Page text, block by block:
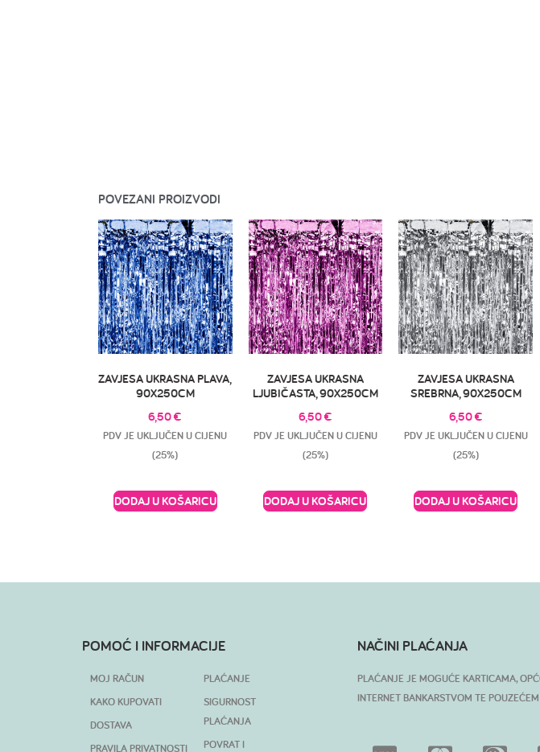
POVEZANI PROIZVODI
ZAVJESA UKRASNA PLAVA,
90X250CM
6,50€
PDV JE UKLJUČEN U CIJENU
(25%)
DODAJ U KOŠARICU
ZAVJESA UKRASNA
LJUBIČASTA, 90X250CM
6,50€
PDV JE UKLJUČEN U CIJENU
(25%)
DODAJ U KOŠARICU
ZAVJESA UKRASNA
SREBRNA, 90X250CM
6,50€
PDV JE UKLJUČEN U CIJENU
(25%)
DODAJ U KOŠARICU
POMOĆ I INFORMACIJE
MOJ RAČUN
KAKO KUPOVATI
DOSTAVA
PRAVILA PRIVATNOSTI
PLAĆANJE
SIGURNOST
PLAĆANJA
POVRAT I
NAČINI PLAĆANJA
PLAĆANJE JE MOGUĆE KARTICAMA,
INTERNET BANKARSTVOM TE POUZEĆEM